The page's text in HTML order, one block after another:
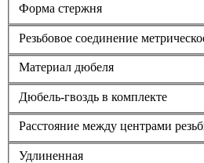
Форма стержня
Резьбовое соединение
Материал дюбеля
Дюбель-гвоздь в комплекте
Расстояние между центрами
Удлиненная